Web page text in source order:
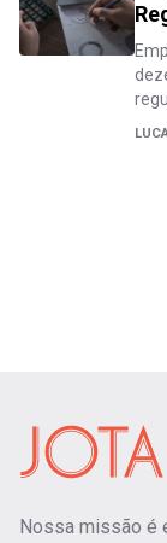
Nossa missão é